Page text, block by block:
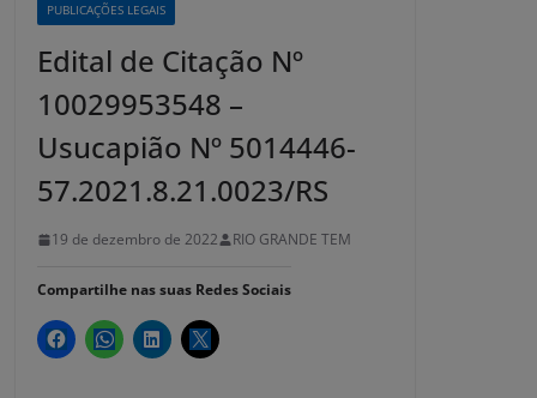
PUBLICAÇÕES LEGAIS
Edital de Citação Nº
10029953548 –
Usucapião Nº 5014446-
57.2021.8.21.0023/RS
19 de dezembro de 2022 RIO GRANDE TEM
Compartilhe nas suas Redes Sociais